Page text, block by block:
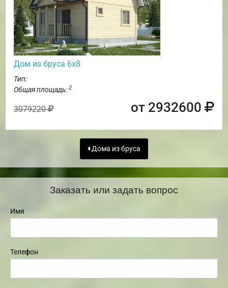
Дом из бруса 6х8
Тип:
Общая площадь: 2
3079220 от 2932600
Дома из бруса
Заказать или задать вопрос
Имя
Телефон